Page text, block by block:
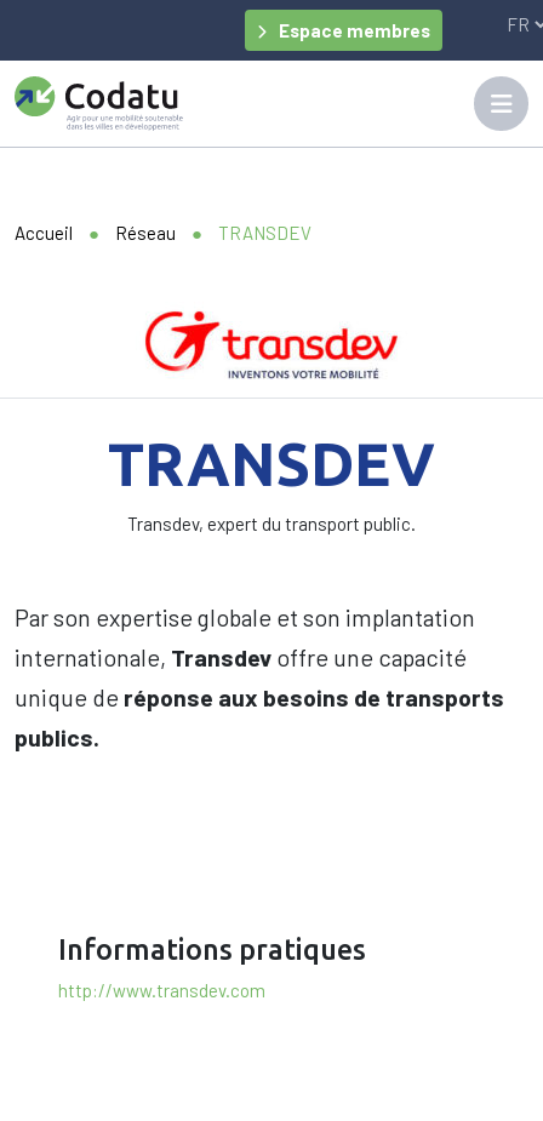
Espace membres
Accueil ● Réseau ● TRANSDEV
TRANSDEV
Transdev, expert du transport public.
Par son expertise globale et son implantation
internationale, Transdev offre une capacité
unique de réponse aux besoins de transports
publics.
Informations pratiques
http://www.transdev.com
Panneau de gestion des cookies